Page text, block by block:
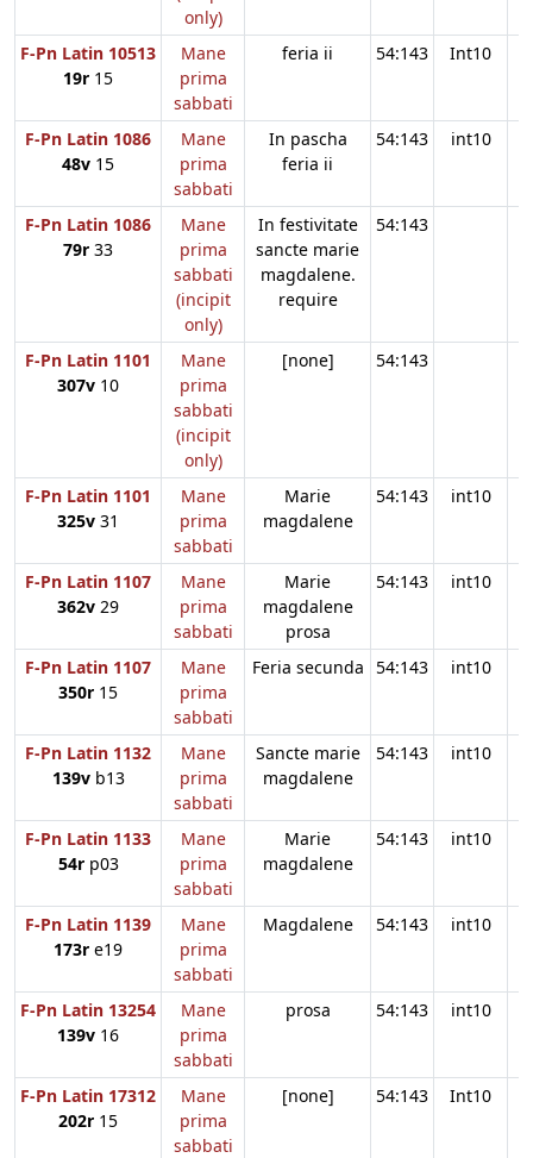
only)
F-Pn Latin 10513
19r 15
Mane
prima
sabbati
feria ii 54:143 Int10
F-Pn Latin 1086
48v 15
Mane
prima
sabbati
In pascha
feria ii
54:143 int10
F-Pn Latin 1086
79r 33
Mane
prima
sabbati
(incipit
only)
In festivitate
sancte marie
magdalene.
require
54:143
F-Pn Latin 1101
307v 10
Mane
prima
sabbati
(incipit
only)
[none] 54:143
F-Pn Latin 1101
325v 31
Mane
prima
sabbati
Marie
magdalene
54:143 int10
F-Pn Latin 1107
362v 29
Mane
prima
sabbati
Marie
magdalene
prosa
54:143 int10
F-Pn Latin 1107
350r 15
Mane
prima
sabbati
Feria secunda 54:143 int10
F-Pn Latin 1132
139vb13
Mane
prima
sabbati
Sancte marie
magdalene
54:143 int10
F-Pn Latin 1133
54rp03
Mane
prima
sabbati
Marie
magdalene
54:143 int10
F-Pn Latin 1139
173r e19
Mane
prima
sabbati
Magdalene 54:143 int10
F-Pn Latin 13254
139v 16
Mane
prima
sabbati
prosa 54:143 int10
F-Pn Latin 17312
202r 15
Mane
prima
sabbati
[none] 54:143 Int10